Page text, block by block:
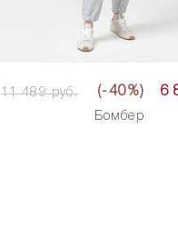
11 489 руб. (-40%) 6
Бомбер